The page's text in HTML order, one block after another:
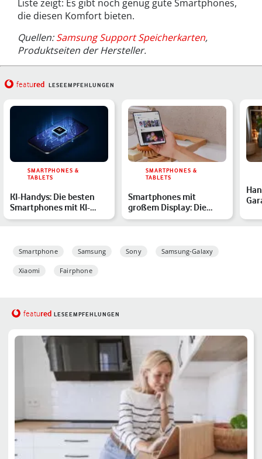
Liste zeigt: Es gibt noch genug gute Smartphones,
die diesen Komfort bieten.
Quellen:Samsung Support Speicherkarten,
Produktseiten der Hersteller.
featured LESEEMPFEHLUNGEN
SMARTPHONES &
TABLETS
KI-Handys: Die besten
Smartphones mit KI-
Funktionen 2026
SMARTPHONES &
TABLETS
Smartphones mit
großem Display: Die
besten Modelle im
Smartphone Samsung Sony Samsung-Galaxy
Xiaomi Fairphone
featured LESEEMPFEHLUNGEN